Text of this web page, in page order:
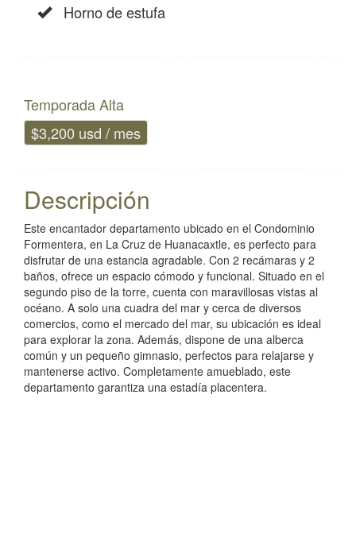
Horno de estufa
Temporada Alta
$3,200 usd / mes
Descripción
Este encantador departamento ubicado en el Condominio
Formentera, en La Cruz de Huanacaxtle, es perfecto para
disfrutar de una estancia agradable. Con 2 recámaras y 2
baños, ofrece un espacio cómodo y funcional. Situado en el
segundo piso de la torre, cuenta con maravillosas vistas al
océano. A solo una cuadra del mar y cerca de diversos
comercios, como el mercado del mar, su ubicación es ideal
para explorar la zona. Además, dispone de una alberca
común y un pequeño gimnasio, perfectos para relajarse y
mantenerse activo. Completamente amueblado, este
departamento garantiza una estadía placentera.